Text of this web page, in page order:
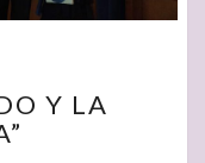
Y LA